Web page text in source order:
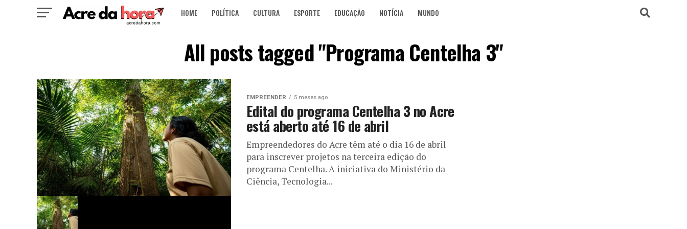
HOME POLÍTICA CULTURA ESPORTE EDUCAÇÃO NOTÍCIA MUNDO
All posts tagged "Programa Centelha 3"
EMPREENDER 5 meses ago
Edital do programa Centelha 3 no Acre
está aberto até 16 de abril
Empreendedores do Acre têm até o dia 16 de abril
para inscrever projetos na terceira edição do
programa Centelha. A iniciativa do Ministério da
Ciência, Tecnologia...